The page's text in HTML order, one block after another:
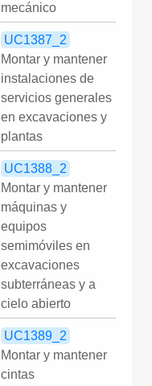
mecánico
UC1387_2
Montar y mantener
instalaciones de
servicios generales
en excavaciones y
plantas
UC1388_2
Montar y mantener
máquinas y
equipos
semimóviles en
excavaciones
subterráneas y a
cielo abierto
UC1389_2
Montar y mantener
cintas